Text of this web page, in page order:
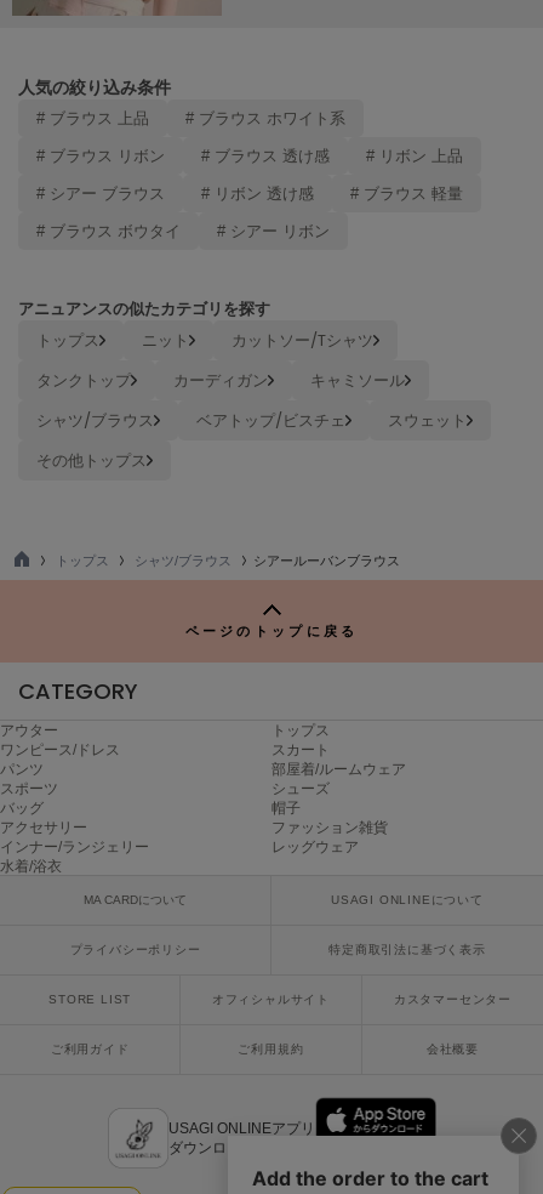
ヌル
オン
オニツカ タイガー
ORGUE
ORR
パトリック
ポローラ
PUMA
プーマ
Reebok
リーボック
SALOMON
サンリオハウス
セサミストリートマーケット
シャカ
人気の絞り込み条件
# ブラウス 上品 # ブラウス ホワイト系
# ブラウス リボン # ブラウス 透け感 # リボン 上品
# シアー ブラウス # リボン 透け感 # ブラウス 軽量
# ブラウス ボウタイ # シアー リボン
アニュアンスの似たカテゴリを探す
トップス ニット
カットソー/Tシャツ
タンクトップ
カーディガン
キャミソール
シャツ/ブラウス
ベアトップ/ビスチェ
スウェット
その他トップス
TO
トップス シャツ/ブラウス シアールーバンブラウス
ページのトップに戻る
CATEGORY
アウター
トップス
ワンピース/ドレス
スカート
パンツ
部屋着/ルームウェア
スポーツ
シューズ
バッグ
帽子
アクセサリー
ファッション雑貨
インナー/ランジェリー
レッグウェア
水着/浴衣
MA CARDについて USAGI ONLINEについて
プライバシーポリシー 特定商取引法に基づく表示
STORE LIST オフィシャルサイト カスタマーセンター
ご利用ガイド ご利用規約 会社概要
USAGI ONLINEアプリ
ダウンロードはこちら